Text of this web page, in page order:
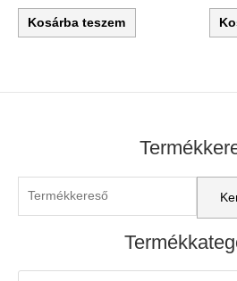
Értékelés:
5
Kosárba teszem
5